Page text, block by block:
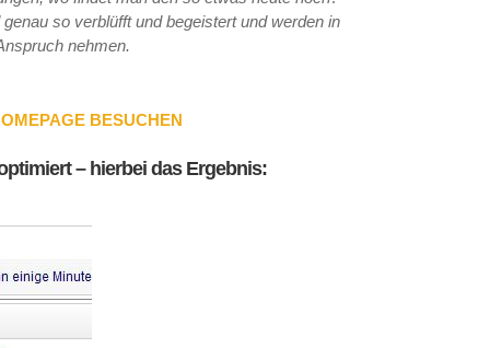
so verblüfft und begeistert und werden in
nehmen.
BESUCHEN
– hierbei das Ergebnis: